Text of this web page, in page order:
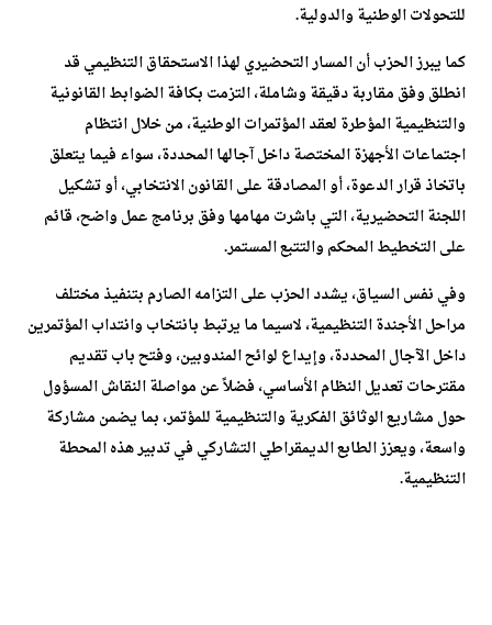
للتحولات الوطنية والدولية.
كما يبرز الحزب أن المسار التحضيري لهذا الاستحقاق التنظيمي قد
انطلق وفق مقاربة دقيقة وشاملة، التزمت بكافة الضوابط القانونية
والتنظيمية المؤطرة لعقد المؤتمرات الوطنية، من خلال انتظام
اجتماعات الأجهزة المختصة داخل آجالها المحددة، سواء فيما يتعلق
باتخاذ قرار الدعوة، أو المصادقة على القانون الانتخابي، أو تشكيل
اللجنة التحضيرية، التي باشرت مهامها وفق برنامج عمل واضح، قائم
على التخطيط المحكم والتتبع المستمر.
وفي نفس السياق، يشدد الحزب على التزامه الصارم بتنفيذ مختلف
مراحل الأجندة التنظيمية، لاسيما ما يرتبط بانتخاب وانتداب المؤتمرين
داخل الآجال المحددة، وإيداع لوائح المندوبين، وفتح باب تقديم
مقترحات تعديل النظام الأساسي، فضلاً عن مواصلة النقاش المسؤول
حول مشاريع الوثائق الفكرية والتنظيمية للمؤتمر، بما يضمن مشاركة
واسعة، ويعزز الطابع الديمقراطي التشاركي في تدبير هذه المحطة
التنظيمية.